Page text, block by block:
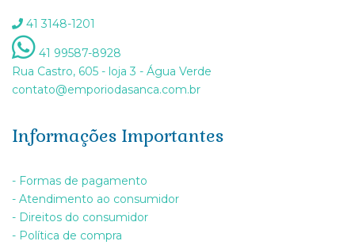
41 3148-1201
41 99587-8928
Rua Castro, 605 - loja 3 - Água Verde
contato@emporiodasanca.com.br
Informações Importantes
- Formas de pagamento
- Atendimento ao consumidor
- Direitos do consumidor
- Política de compra